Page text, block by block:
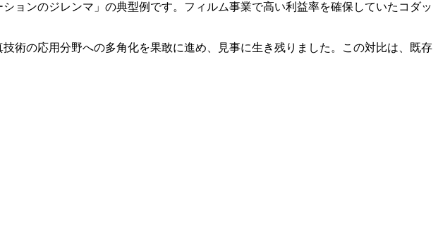
ョンのジレンマ」の典型例です。フィルム事業で高い利益率を確保していたコダッ
術の応用分野への多角化を果敢に進め、見事に生き残りました。この対比は、既存